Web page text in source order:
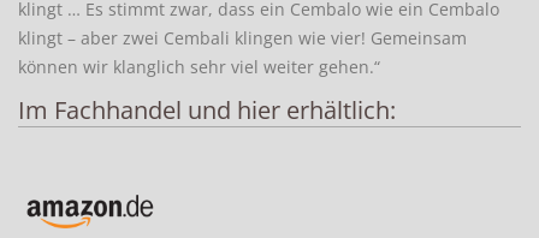
klingt … Es stimmt zwar, dass ein Cembalo wie ein Cembalo
klingt – aber zwei Cembali klingen wie vier! Gemeinsam
können wir klanglich sehr viel weiter gehen.“
Im Fachhandel und hier erhältlich: